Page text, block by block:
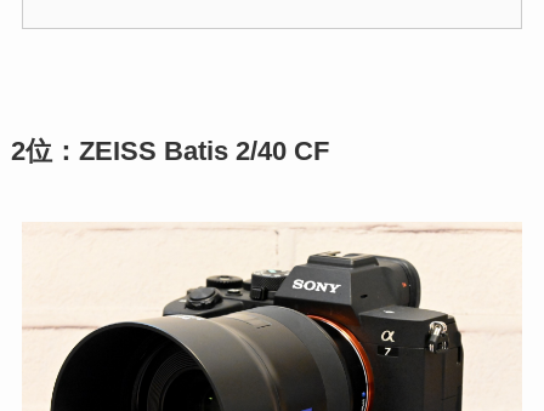
2位：ZEISS Batis 2/40 CF